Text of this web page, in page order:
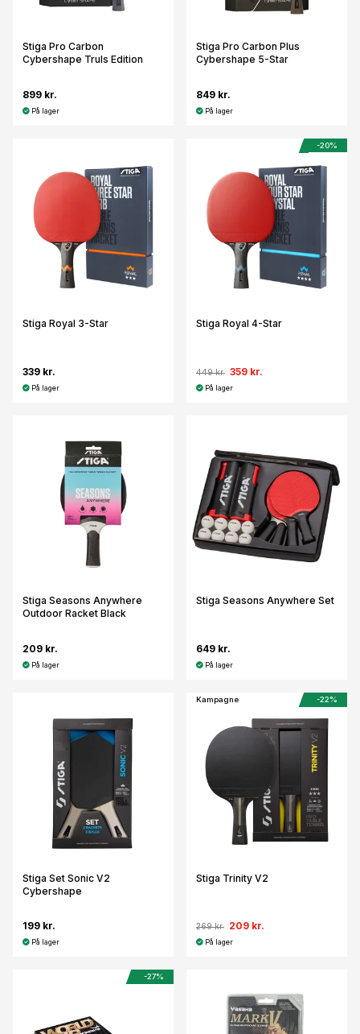
Stiga Pro Carbon
Cybershape Truls Edition
899 kr.
På lager
Stiga Pro Carbon Plus
Cybershape 5-Star
849 kr.
På lager
Stiga Royal 3-Star
339 kr.
På lager
-20%
Stiga Royal 4-Star
449 kr. 359 kr.
På lager
Stiga Seasons Anywhere
Outdoor Racket Black
209 kr.
På lager
Stiga Seasons Anywhere Set
649 kr.
På lager
Stiga Set Sonic V2
Cybershape
199 kr.
På lager
Kampagne -22%
Stiga Trinity V2
269 kr. 209 kr.
På lager
-27%